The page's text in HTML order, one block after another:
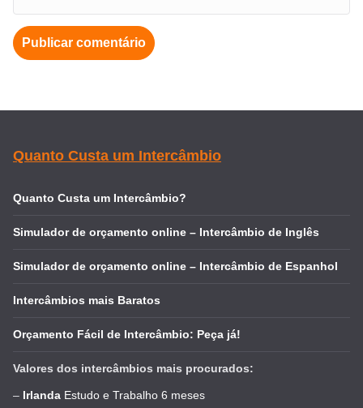
Quanto Custa um Intercâmbio
Quanto Custa um Intercâmbio?
Simulador de orçamento online – Intercâmbio de Inglês
Simulador de orçamento online – Intercâmbio de Espanhol
Intercâmbios mais Baratos
Orçamento Fácil de Intercâmbio: Peça já!
Valores dos intercâmbios mais procurados:
– Irlanda Estudo e Trabalho 6 meses